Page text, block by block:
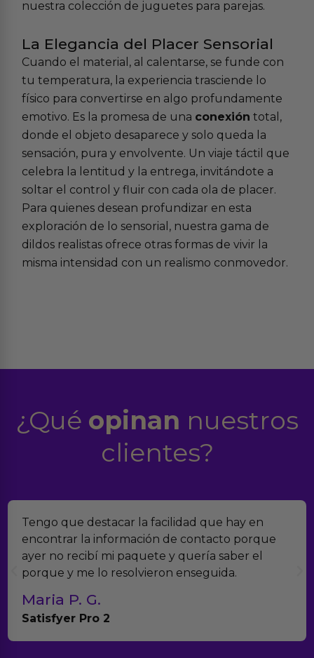
nuestra colección de juguetes para parejas.
La Elegancia del Placer Sensorial
Cuando el material, al calentarse, se funde con
tu temperatura, la experiencia trasciende lo
físico para convertirse en algo profundamente
emotivo. Es la promesa de una conexión total,
donde el objeto desaparece y solo queda la
sensación, pura y envolvente. Un viaje táctil que
celebra la lentitud y la entrega, invitándote a
soltar el control y fluir con cada ola de placer.
Para quienes desean profundizar en esta
exploración de lo sensorial, nuestra gama de
dildos realistas ofrece otras formas de vivir la
misma intensidad con un realismo conmovedor.
¿Qué opinan nuestros
clientes?
Encontramos Erotiks a través de Google
verdad es que nos han sorprendido.
muchísimos productos y han sido super
con el seguimiento del pedido.
Teresa y Diego
Anna Huevo Vibrador